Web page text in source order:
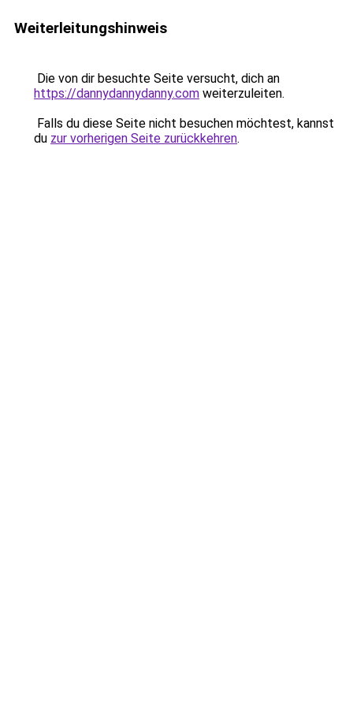
Weiterleitungshinweis
Die von dir besuchte Seite versucht, dich an
https://dannydannydanny.com weiterzuleiten.
Falls du diese Seite nicht besuchen möchtest, kannst
du zur vorherigen Seite zurückkehren.